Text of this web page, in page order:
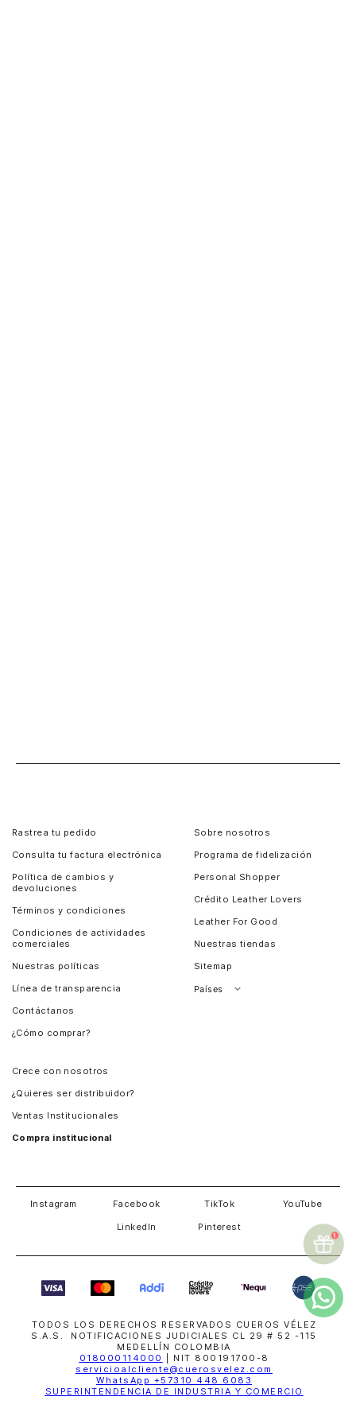
Rastrea tu pedido
Consulta tu factura electrónica
Política de cambios y
devoluciones
Términos y condiciones
Condiciones de actividades
comerciales
Nuestras políticas
Línea de transparencia
Contáctanos
¿Cómo comprar?
Sobre nosotros
Programa de fidelización
Personal Shopper
Crédito Leather Lovers
Leather For Good
Nuestras tiendas
Sitemap
Países
Crece con nosotros
¿Quieres ser distribuidor?
Ventas Institucionales
Compra institucional
Instagram Facebook TikTok YouTube
LinkedIn Pinterest
TODOS LOS DERECHOS RESERVADOS CUEROS VÉLEZ
S.A.S. NOTIFICACIONES JUDICIALES CL 29 # 52 -115
MEDELLÍN COLOMBIA
018000114000
| NIT 800191700-8
servicioalcliente@cuerosvelez.com
WhatsApp +57310 448 6083
SUPERINTENDENCIA DE INDUSTRIA Y COMERCIO